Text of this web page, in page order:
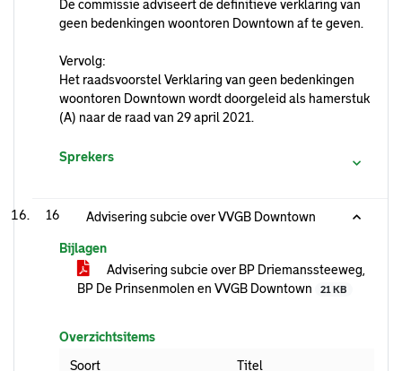
De commissie adviseert de definitieve verklaring van
geen bedenkingen woontoren Downtown af te geven.
Vervolg:
Het raadsvoorstel Verklaring van geen bedenkingen
woontoren Downtown wordt doorgeleid als hamerstuk
(A) naar de raad van 29 april 2021.
Sprekers
16 Advisering subcie over VVGB Downtown
Bijlagen
Advisering subcie over BP Driemanssteeweg,
BP De Prinsenmolen en VVGB Downtown
21 KB
Overzichtsitems
Soort
Titel